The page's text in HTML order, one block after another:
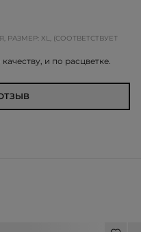
XL, (СООТВЕТСТВУЕТ
и по расцветке.